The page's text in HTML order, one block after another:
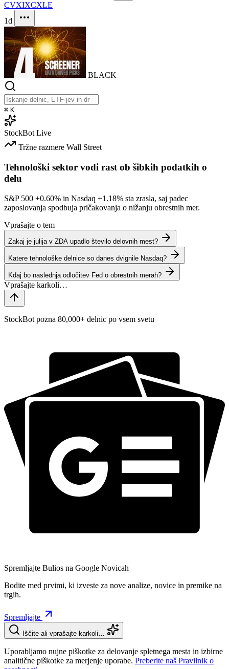
CVXIXCXLE
1d
BLACK
⌘ K
StockBot Live
Tržne razmere Wall Street
Tehnološki sektor vodi rast ob šibkih podatkih o
delu
S&P 500 +0.60% in Nasdaq +1.18% sta zrasla, saj padec
zaposlovanja spodbuja pričakovanja o nižanju obrestnih mer.
Vprašajte o tem
Zakaj je julija v ZDA upadlo število delovnih mest?
Katere tehnološke delnice so danes dvignile Nasdaq?
Kdaj bo naslednja odločitev Fed o obrestnih merah?
StockBot pozna 80,000+ delnic po vsem svetu
Spremljajte Bulios na Google Novicah
Bodite med prvimi, ki izveste za nove analize, novice in premike na
trgih.
Spremljajte
Iščite ali vprašajte karkoli…
Uporabljamo nujne piškotke za delovanje spletnega mesta in izbirne
analitične piškotke za merjenje uporabe. Preberite naš Pravilnik o